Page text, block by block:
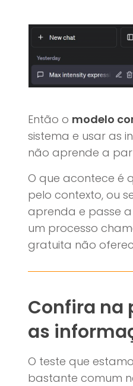
Então o modelo
sistema e usar as
não aprende a
O que acontece é
pelo contexto, ou
aprenda e passe
um processo
gratuita não
Confira na
as
O teste que
bastante comum